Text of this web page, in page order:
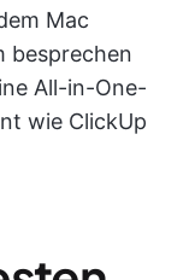
Mac
besprechen
All-in-One-
wie ClickUp